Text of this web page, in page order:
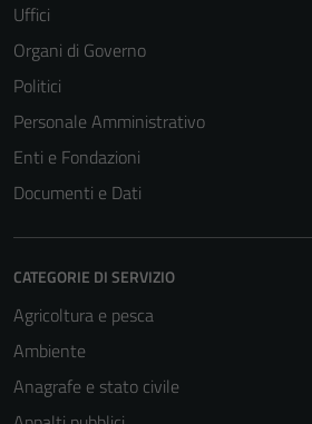
Uffici
Organi di Governo
Politici
Personale Amministrativo
Enti e Fondazioni
Documenti e Dati
CATEGORIE DI SERVIZIO
Agricoltura e pesca
Ambiente
Anagrafe e stato civile